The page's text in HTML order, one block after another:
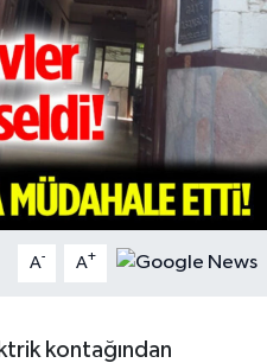
A- A+
kontağından